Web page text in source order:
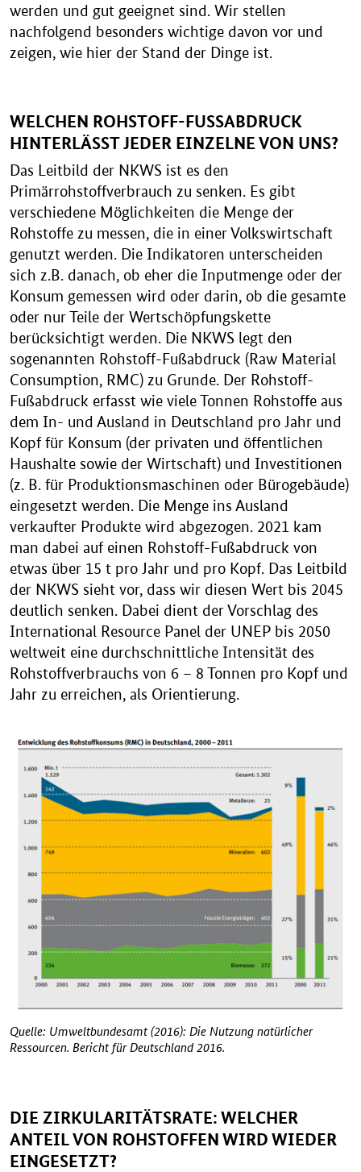
werden und gut geeignet sind. Wir stellen
nachfolgend besonders wichtige davon vor und
zeigen, wie hier der Stand der Dinge ist.
WELCHEN ROHSTOFF-FUSSABDRUCK H
INTERLÄSST JEDER EINZELNE VON UNS?
Das Leitbild der NKWS ist es den
Primärrohstoffverbrauch zu senken. Es gibt
verschiedene Möglichkeiten die Menge der
Rohstoffe zu messen, die in einer Volkswirtschaft
genutzt werden. Die Indikatoren unterscheiden
sich z.B. danach, ob eher die Inputmenge oder der
Konsum gemessen wird oder darin, ob die gesamte
oder nur Teile der Wertschöpfungskette
berücksichtigt werden. Die NKWS legt den
sogenannten Rohstoff-Fußabdruck (Raw Material
Consumption, RMC) zu Grunde. Der Rohstoff-
Fußabdruck erfasst wie viele Tonnen Rohstoffe aus
dem In- und Ausland in Deutschland pro Jahr und
Kopf für Konsum (der privaten und öffentlichen
Haushalte sowie der Wirtschaft) und Investitionen
(z. B. für Produktionsmaschinen oder Bürogebäude)
eingesetzt werden. Die Menge ins Ausland
verkaufter Produkte wird abgezogen. 2021 kam
man dabei auf einen Rohstoff-Fußabdruck von
etwas über 15 t pro Jahr und pro Kopf. Das Leitbild
der NKWS sieht vor, dass wir diesen Wert bis 2045
deutlich senken. Dabei dient der Vorschlag des
International Resource Panel der UNEP bis 2050
weltweit eine durchschnittliche Intensität des
Rohstoffverbrauchs von 6 – 8 Tonnen pro Kopf und
Jahr zu erreichen, als Orientierung.
Quelle: Umweltbundesamt (2016): Die Nutzung natürlicher
Ressourcen. Bericht für Deutschland 2016.
DIE ZIRKULARITÄTSRATE: WELCHER
ANTEIL VON ROHSTOFFEN WIRD WIEDER
EINGESETZT?